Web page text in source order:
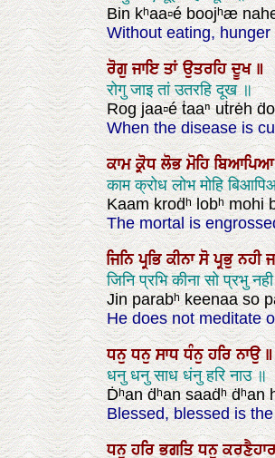
Bin kʰaa▫é boojʰæ
Without eating,
ਰੋਗੁਜਾਇਤਾਂਉਤਰਹਿਦੂਖ॥
रोगु जाइ तां उतरहि दूख ॥
Rog jaa▫é ṫaaⁿ uṫrėh
When the disease is
ਕਾਮਕ੍ਰੋਧਲੋਭਮੋਹਿ
काम क्रोध लोभ मोहि
Kaam kroḋʰ lobʰ mohi
The mortal is
ਜਿਨਿਪ੍ਰਭਿਕੀਨਾਸੋਪ੍ਰਭੁਨਹੀ
जिनि प्रभि कीना सो प्रभु
Jin parabʰ keenaa so
He does not meditate
ਧਨੁਧਨੁਸਾਧਧੰਨੁਹਰਿਨਾਉ॥
धनु धनु साध धंनु हरि नाउ ॥
Ḋʰan ḋʰan saaḋʰ ḋʰan
Blessed, blessed is
ਧਨੁਹਰਿਭਗਤਿਧਨੁ